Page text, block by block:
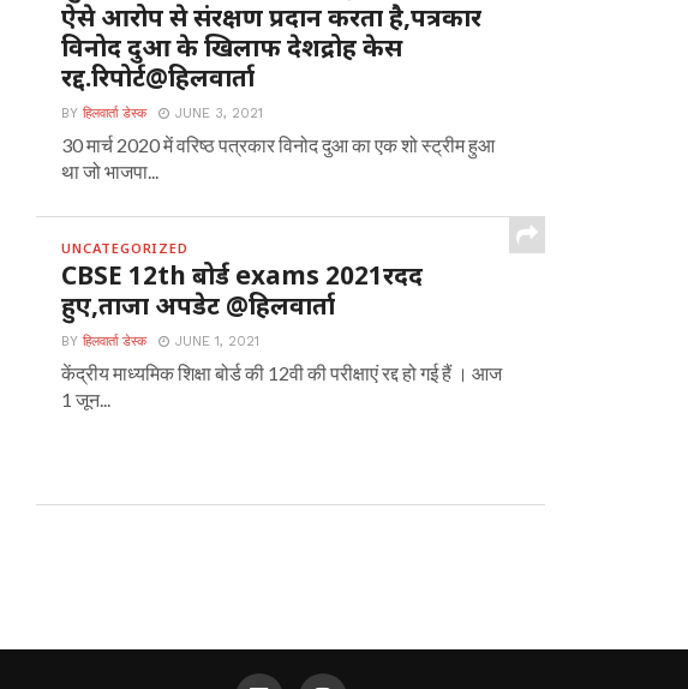
ऐसे आरोप से संरक्षण प्रदान करता है,पत्रकार
विनोद दुआ के खिलाफ देशद्रोह केस
रद्द.रिपोर्ट@हिलवार्ता
BYहिलवार्ता डेस्क JUNE 3, 2021
30 मार्च 2020 में वरिष्ठ पत्रकार विनोद दुआ का एक शो स्ट्रीम हुआ
था जो भाजपा...
UNCATEGORIZED
CBSE 12th बोर्ड exams 2021रदद
हुए,ताजा अपडेट @हिलवार्ता
BYहिलवार्ता डेस्क JUNE 1, 2021
केंद्रीय माध्यमिक शिक्षा बोर्ड की 12वी की परीक्षाएं रद्द हो गई हैं । आज
1 जून...